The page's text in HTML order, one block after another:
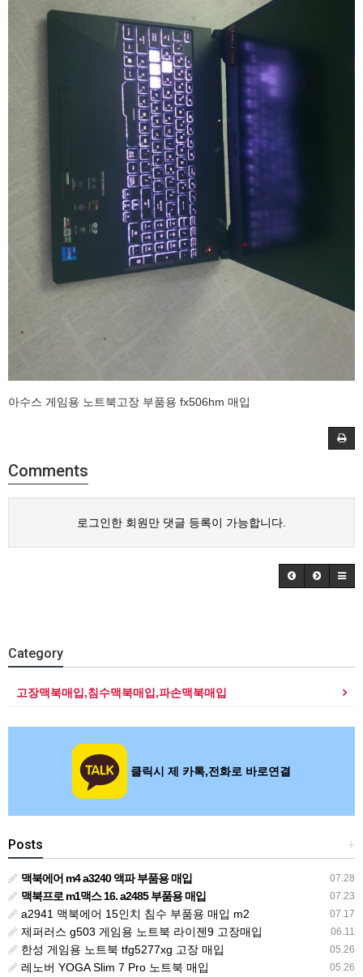
아수스 게임용 노트북고장 부품용 fx506hm 매입
Comments
로그인한 회원만 댓글 등록이 가능합니다.
Category
고장맥북매입,침수맥북매입,파손맥북매입
클릭시 제 카톡,전화로 바로연결
+
Posts
07.28
맥북에어 m4 a3240 액파 부품용 매입
07.23
맥북프로 m1맥스 16. a2485 부품용 매입
07.17
a2941 맥북에어 15인치 침수 부품용 매입 m2
06.11
제퍼러스 g503 게임용 노트북 라이젠9 고장매입
05.26
한성 게임용 노트북 tfg5277xg 고장 매입
05.26
레노버 YOGA Slim 7 Pro 노트북 매입